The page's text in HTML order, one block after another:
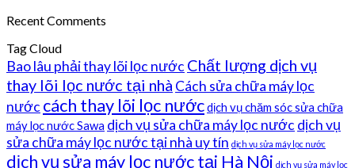
Recent Comments
Tag Cloud
Bao lâu phải thay lõi lọc nước Chất lượng dịch vụ
thay lõi lọc nước tại nhà Cách sửa chữa máy lọc
nước cách thay lõi lọc nướcdịch vụ chăm sóc sửa chữa
máy lọc nước Sawa dịch vụ sửa chữa máy lọc nước dịch vụ
sửa chữa máy lọc nước tại nhà uy tín dịch vụ sửa máy lọc nước
dịch vụ sửa máy lọc nước tại Hà Nội dịch vụ sửa máy lọc